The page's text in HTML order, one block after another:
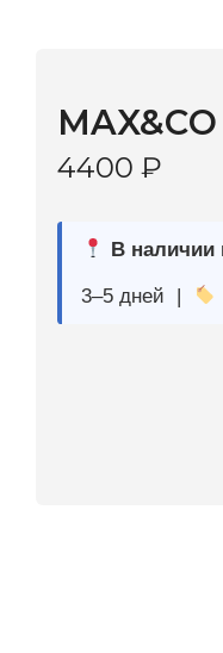
В наличиив 9
3–5 дней |